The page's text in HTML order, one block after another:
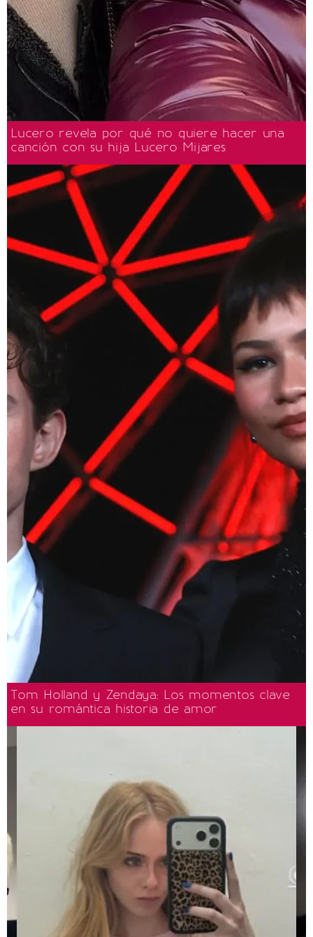
Lucero revela por qué no quiere hacer una
canción con su hija Lucero Mijares
Tom Holland y Zendaya: Los momentos clave
en su romántica historia de amor